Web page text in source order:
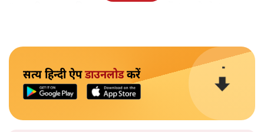
सत्य हिन्दी ऐपडाउनलोडकरें